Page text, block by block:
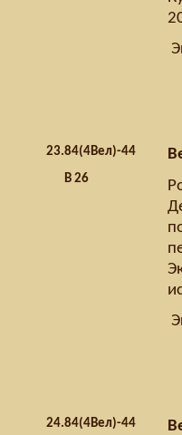
23.84(4Вел)-44
В 26
24.84(4Вел)-44